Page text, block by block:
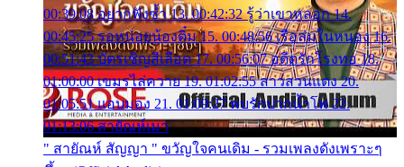
00:39:08 อยากฟังซ้ำ 13. 00:42:32 รู้ว่าเขาหลอก 14.
00:45:25 รอหน่อยน้องติ๋ม 15. 00:48:56 เรือล่มในหนอง 16.
00:51:43 บัตรเชิญสีเลือด 17. 00:56:07 อดีตรักโรงทอ 18.
01:00:00 เขมรไล่ควาย 19. 01:02:55 สาวสวนแตง 20.
01:05:51 แอบมอง 21. 01:09:27 พบรักปากน้ำโพ 22.
01:13:06 สายัณห์เมา
" สายัณห์ สัญญา " ขวัญใจคนเดิม - รวมเพลงดังเพราะๆ